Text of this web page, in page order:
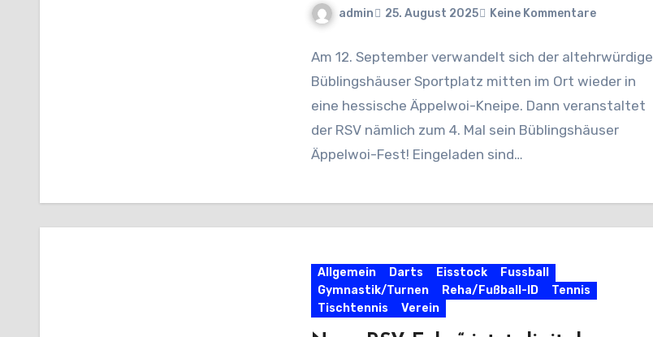
admin 25. August 2025 Keine Kommentare
Am 12. September verwandelt sich der altehrwürdige
Büblingshäuser Sportplatz mitten im Ort wieder in
eine hessische Äppelwoi-Kneipe. Dann veranstaltet
der RSV nämlich zum 4. Mal sein Büblingshäuser
Äppelwoi-Fest! Eingeladen sind…
Allgemein Darts Eisstock
Fussball
Gymnastik/Turnen
Reha/Fußball-ID
Tennis
Tischtennis
Verein